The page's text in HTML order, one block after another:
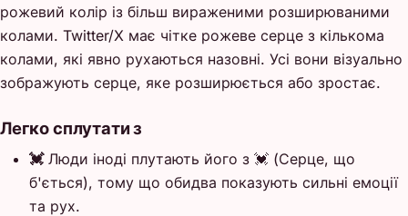
рожевий колір із більш вираженими розширюваними
колами. Twitter/X має чітке рожеве серце з кількома
колами, які явно рухаються назовні. Усі вони візуально
зображують серце, яке розширюється або зростає.
Легко сплутати з
💓Люди іноді плутають його з 💓 (Серце, що
б'ється), тому що обидва показують сильні емоції
та рух.